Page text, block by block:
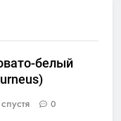
белый
0